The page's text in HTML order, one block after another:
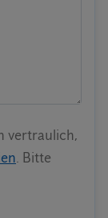
vertraulich,
. Bitte